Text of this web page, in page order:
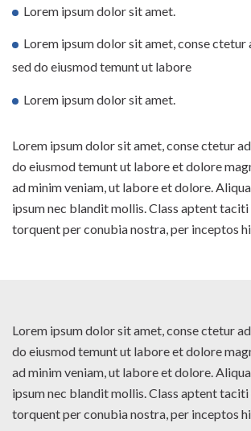
Lorem ipsum dolor sit amet.
Lorem ipsum dolor sit amet, conse ctetur
sed do eiusmod temunt ut labore
Lorem ipsum dolor sit amet.
Lorem ipsum dolor sit amet, conse ctetur
do eiusmod temunt ut labore et dolore
ad minim veniam, ut labore et dolore.
ipsum nec blandit mollis. Class aptent
torquent per conubia nostra, per inceptos
Lorem ipsum dolor sit amet, conse ctetur
do eiusmod temunt ut labore et dolore
ad minim veniam, ut labore et dolore.
ipsum nec blandit mollis. Class aptent
torquent per conubia nostra, per inceptos